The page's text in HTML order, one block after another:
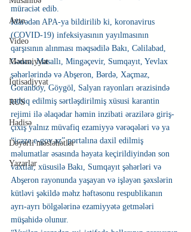
Avto
Video
Mədəniyyət
İqtisadiyyat
RUS
Hadisə
Dəyərli məsləhətlər
Yazarlar
müraciət edib.
İdarədən APA-ya bildirilib ki, koronavirus
(COVID-19) infeksiyasının yayılmasının
qarşısının alınması məqsədilə Bakı, Cəlilabad,
Gəncə, Masallı, Mingəçevir, Sumqayıt, Yevlax
şəhərlərində və Abşeron, Bərdə, Xaçmaz,
Goranboy, Göygöl, Salyan rayonları ərazisində
tətbiq edilmiş sərtləşdirilmiş xüsusi karantin
rejimi ilə əlaqədar həmin inzibati ərazilərə giriş-
çıxış yalnız müvafiq ezamiyyə vərəqələri və ya
“icaze.e-gov.az” portalına daxil edilmiş
məlumatlar əsasında həyata keçirildiyindən son
vaxtlar, xüsusilə Bakı, Sumqayıt şəhərləri və
Abşeron rayonunda yaşayan və işləyən şəxslərin
kütləvi şəkildə məhz həftəsonu respublikanın
ayrı-ayrı bölgələrinə ezamiyyətə getmələri
müşahidə olunur.